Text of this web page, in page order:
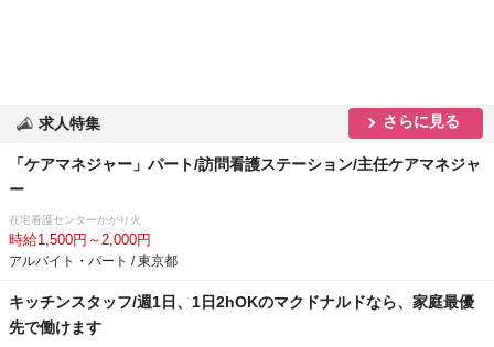
求人特集 さらに見る
「ケアマネジャー」パート/訪問看護ステーション/主任ケアマネジャ
ー
在宅看護センターかがり火
時給1,500円～2,000円
アルバイト・パート / 東京都
キッチンスタッフ/週1日、1日2hOKのマクドナルドなら、家庭最優
先で働けます